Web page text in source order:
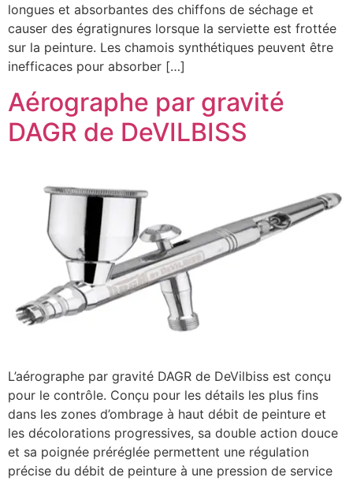
longues et absorbantes des chiffons de séchage et
causer des égratignures lorsque la serviette est frottée
sur la peinture. Les chamois synthétiques peuvent être
inefficaces pour absorber […]
Aérographe par gravité
DAGR de DeVILBISS
L’aérographe par gravité DAGR de DeVilbiss est conçu
pour le contrôle. Conçu pour les détails les plus fins
dans les zones d’ombrage à haut débit de peinture et
les décolorations progressives, sa double action douce
et sa poignée préréglée permettent une régulation
précise du débit de peinture à une pression de service